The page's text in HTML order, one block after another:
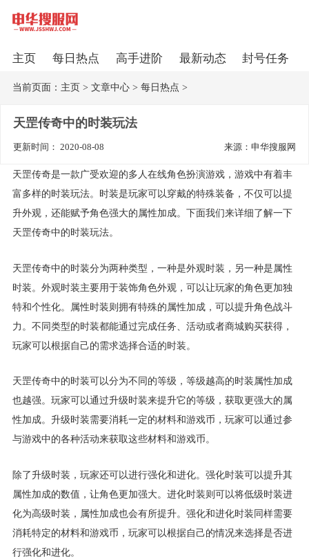
主页 每日热点 高手进阶 最新动态 封号任务
当前页面： 主页> 文章中心> 每日热点 >
天罡传奇中的时装玩法
更新时间： 2020-08-08 来源：申华搜服网
天罡传奇是一款广受欢迎的多人在线角色扮演游戏，游戏中有着丰
富多样的时装玩法。时装是玩家可以穿戴的特殊装备，不仅可以提
升外观，还能赋予角色强大的属性加成。下面我们来详细了解一下
天罡传奇中的时装玩法。
天罡传奇中的时装分为两种类型，一种是外观时装，另一种是属性
时装。外观时装主要用于装饰角色外观，可以让玩家的角色更加独
特和个性化。属性时装则拥有特殊的属性加成，可以提升角色战斗
力。不同类型的时装都能通过完成任务、活动或者商城购买获得，
玩家可以根据自己的需求选择合适的时装。
天罡传奇中的时装可以分为不同的等级，等级越高的时装属性加成
也越强。玩家可以通过升级时装来提升它的等级，获取更强大的属
性加成。升级时装需要消耗一定的材料和游戏币，玩家可以通过参
与游戏中的各种活动来获取这些材料和游戏币。
除了升级时装，玩家还可以进行强化和进化。强化时装可以提升其
属性加成的数值，让角色更加强大。进化时装则可以将低级时装进
化为高级时装，属性加成也会有所提升。强化和进化时装同样需要
消耗特定的材料和游戏币，玩家可以根据自己的情况来选择是否进
行强化和进化。